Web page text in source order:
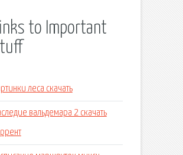
to Important
леса скачать
вальдемара 2 скачать